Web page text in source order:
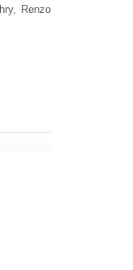
Renzo